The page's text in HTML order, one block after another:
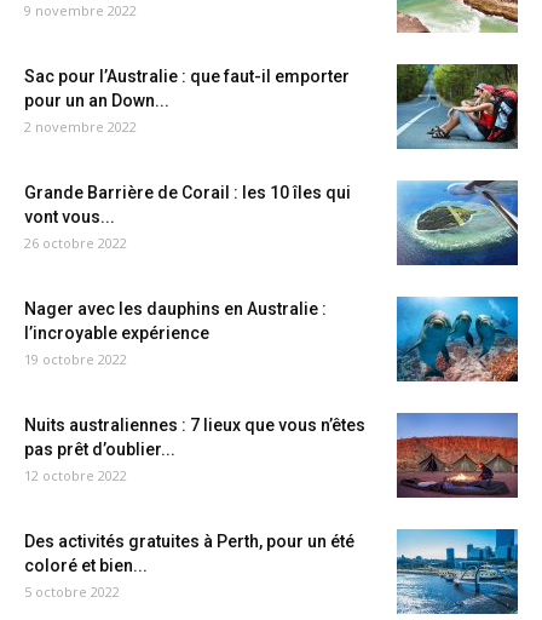
9 novembre 2022
Sac pour l’Australie : que faut-il emporter
pour un an Down...
2 novembre 2022
Grande Barrière de Corail : les 10 îles qui
vont vous...
26 octobre 2022
Nager avec les dauphins en Australie :
l’incroyable expérience
19 octobre 2022
Nuits australiennes : 7 lieux que vous n’êtes
pas prêt d’oublier...
12 octobre 2022
Des activités gratuites à Perth, pour un été
coloré et bien...
5 octobre 2022